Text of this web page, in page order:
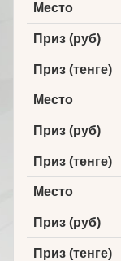
Место
Приз (руб)
Приз (тенге)
Место
Приз (руб)
Приз (тенге)
Место
Приз (руб)
Приз (тенге)